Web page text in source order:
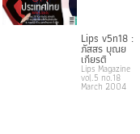
Lips v5n18 :
ภัสสร บุณย
เกียรติ
Lips Magazine
vol.5 no.18
March 2004